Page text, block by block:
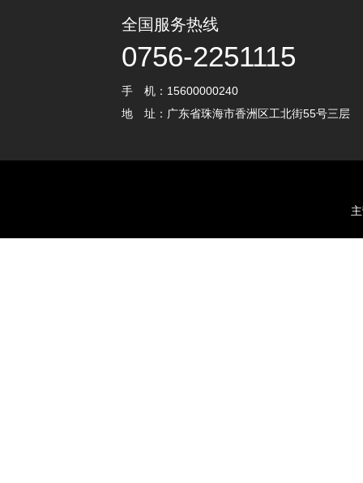
全国服务热线
0756-2251115
手 机：15600000240
地 址：广东省珠海市香洲区工北街55号三层